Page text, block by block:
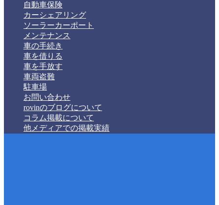
自動車保険
カーシェアリング
ソーラーカーポート
メンテナンス
車の手続き
車を借りる
車を手放す
車両盗難
駐車場
お問い合わせ
rovinのブログについて
コラム掲載について
他メディアでの掲載実績